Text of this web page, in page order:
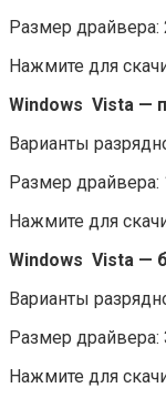
Размер драйвера:
Нажмите для
Windows Vista —
Варианты
Размер драйвера:
Нажмите для
Windows Vista —
Варианты
Размер драйвера:
Нажмите для